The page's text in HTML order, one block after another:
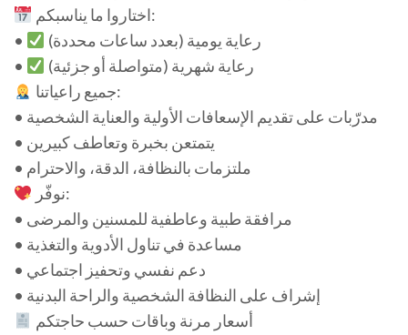
اختاروا ما يناسبكم:
•
رعاية يومية (بعدد ساعات محددة)
•
رعاية شهرية (متواصلة أو جزئية)
جميع راعياتنا:
• مدرّبات على تقديم الإسعافات الأولية والعناية الشخصية
• يتمتعن بخبرة وتعاطف كبيرين
• ملتزمات بالنظافة، الدقة، والاحترام
نوفّر:
• مرافقة طبية وعاطفية للمسنين والمرضى
• مساعدة في تناول الأدوية والتغذية
• دعم نفسي وتحفيز اجتماعي
• إشراف على النظافة الشخصية والراحة البدنية
أسعار مرنة وباقات حسب حاجتكم